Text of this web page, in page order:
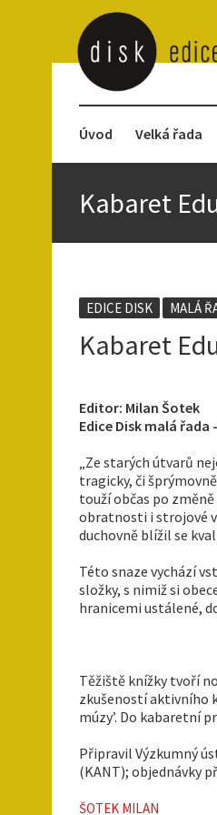
Úvod Velká řada
Kabaret
EDICE DISK MALÁ
Kabaret
Editor: Milan Šotek
Edice Disk malá řada
„Ze starých útvarů
tragicky, či
touží občas po
obratnosti i strojové
duchovně blížil se
Této snaze vychází
složky, s nimiž si
hranicemi ustálené,
Těžiště knížky tvoří
zkušeností aktivního
múzy’. Do kabaretní
Připravil Výzkumný
(KANT); objednávky
ŠOTEK MILAN